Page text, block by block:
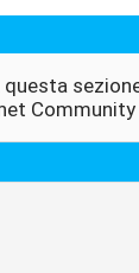
Community